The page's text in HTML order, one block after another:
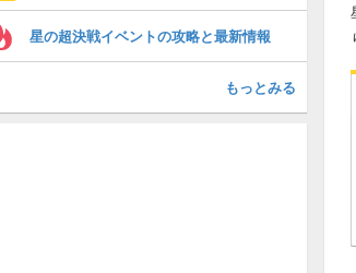
星の超決戦イベントの攻略と最新情報
もっとみる